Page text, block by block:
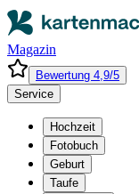
Magazin
Bewertung 4,9/5
Service
Hochzeit
Fotobuch
Geburt
Taufe